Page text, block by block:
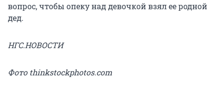
вопрос, чтобы опеку над девочкой взял ее родной
дед.
НГС.НОВОСТИ
Фото thinkstockphotos.com